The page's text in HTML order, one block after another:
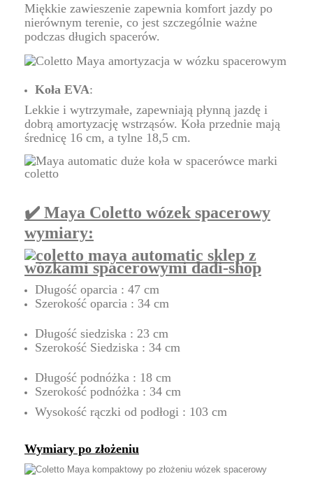
Miękkie zawieszenie zapewnia komfort jazdy po
nierównym terenie, co jest szczególnie ważne
podczas długich spacerów.
Koła EVA:
Lekkie i wytrzymałe, zapewniają płynną jazdę i
dobrą amortyzację wstrząsów. Koła przednie mają
średnicę 16 cm, a tylne 18,5 cm.
✔️ Maya Coletto wózek spacerowy
wymiary:
Długość oparcia : 47 cm
Szerokość oparcia : 34 cm
Długość siedziska : 23 cm
Szerokość Siedziska : 34 cm
Długość podnóżka : 18 cm
Szerokość podnóżka : 34 cm
Wysokość rączki od podłogi : 103 cm
Wymiary po złożeniu